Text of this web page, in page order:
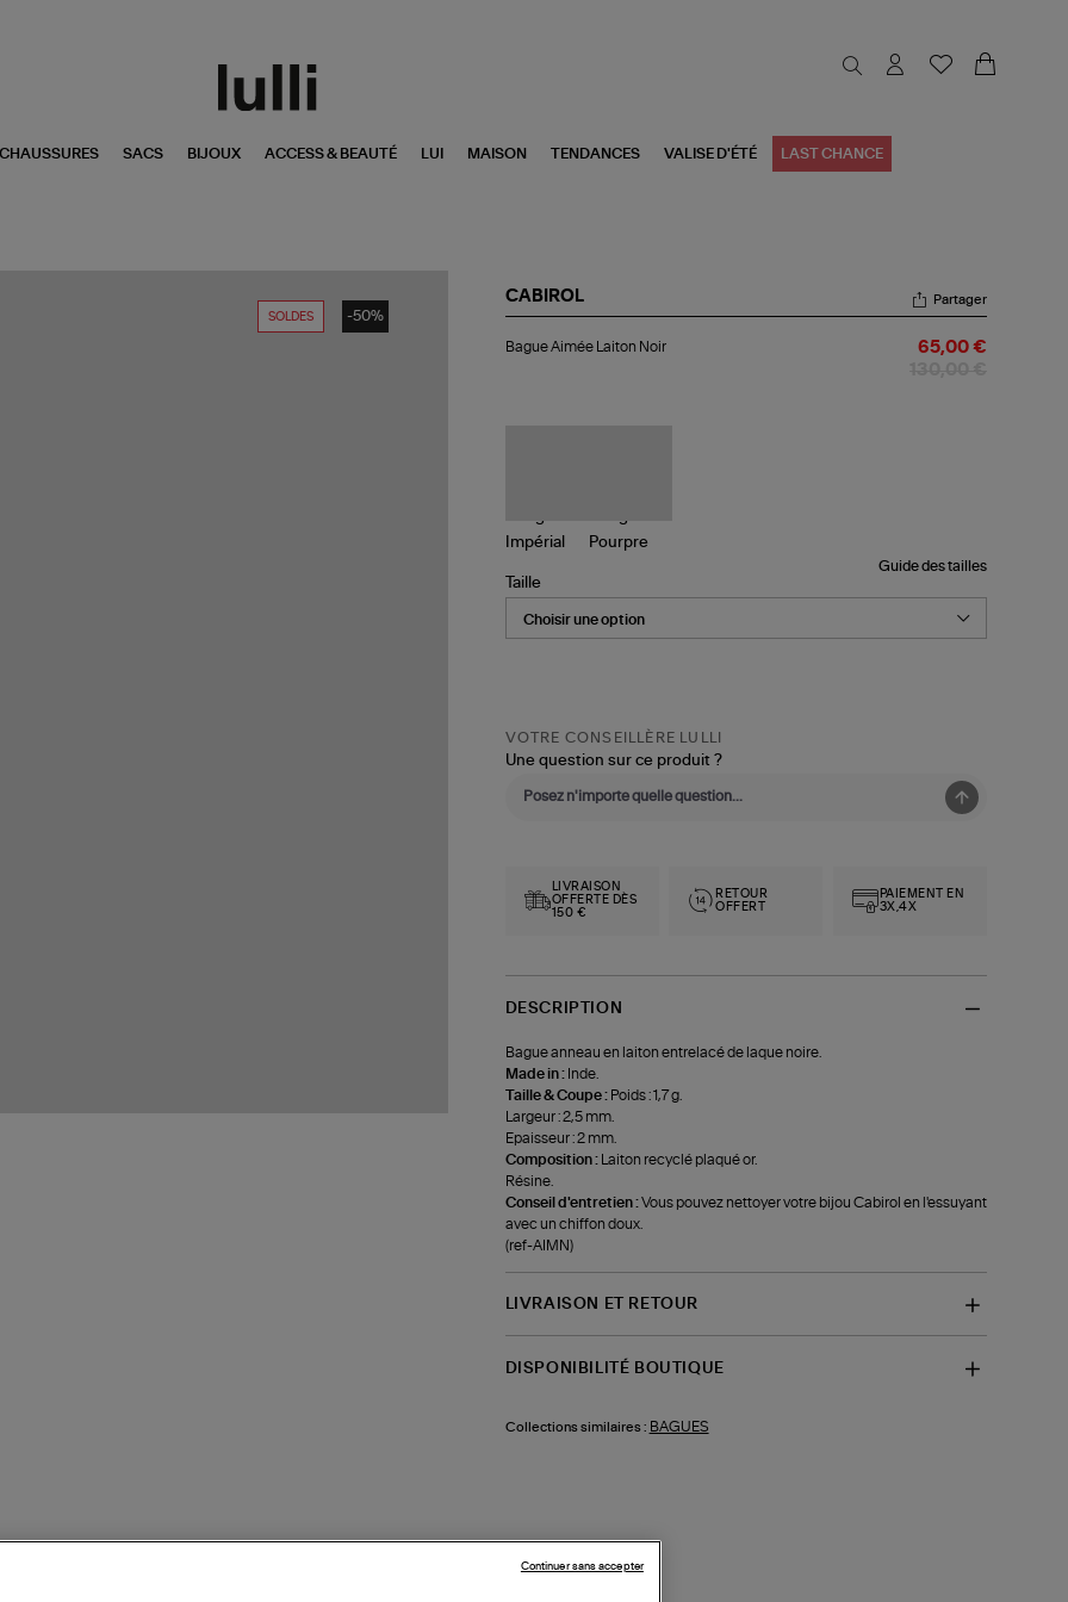
CHAUSSURES SACS BIJOUX ACCESS & BEAUTÉ LUI MAISON TENDANCES VALISE D'ÉTÉ LAST CHANCE
SOLDES -50%
CABIROL
Aimée
Partager
Bague Aimée Laiton Noir 65,00 €
Guide des tailles
Taille
VOTRE CONSEILLÈRE LULLI
Une question sur ce produit ?
LIVRAISON
OFFERTE DÈS
150 €
RETOUR
OFFERT
PAIEMENT EN
3X,4X
DESCRIPTION
Bague anneau en laiton entrelacé de laque noire.
Made in : Inde.
Taille & Coupe : Poids : 1,7 g.
Largeur : 2,5 mm.
Epaisseur : 2 mm.
Composition :
Laiton recyclé plaqué or.
Résine.
Conseil d'entretien :Vous pouvez nettoyer votre bijou Cabirol en l'essuyant
avec un chiffon doux.
(ref-AIMN)
LIVRAISON ET RETOUR
DISPONIBILITÉ BOUTIQUE
Collections similaires : BAGUES
Continuer sans accepter